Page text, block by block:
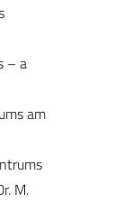
– a
am
M.